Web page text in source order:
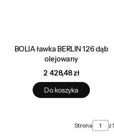
BOLIA ławka BERLIN 126 dąb
olejowany
Cena
2 428,48 zł
Do koszyka
Strona z